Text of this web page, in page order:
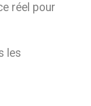
réel pour
les